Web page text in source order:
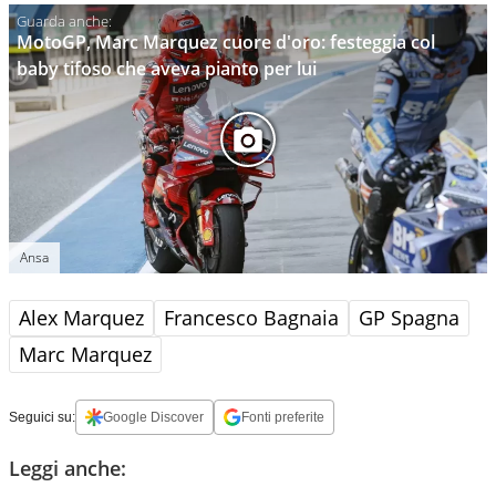
MotoGP, Marc Marquez cuore d'oro: festeggia col
baby tifoso che aveva pianto per lui
Ansa
Alex Marquez Francesco Bagnaia
GP Spagna
Marc Marquez
Seguici su: Google Discover Fonti preferite
Leggi anche: